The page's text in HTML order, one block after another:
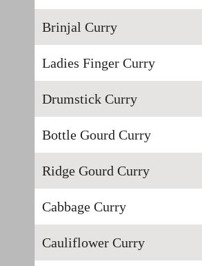
Brinjal Curry
Ladies Finger Curry
Drumstick Curry
Bottle Gourd Curry
Ridge Gourd Curry
Cabbage Curry
Cauliflower Curry